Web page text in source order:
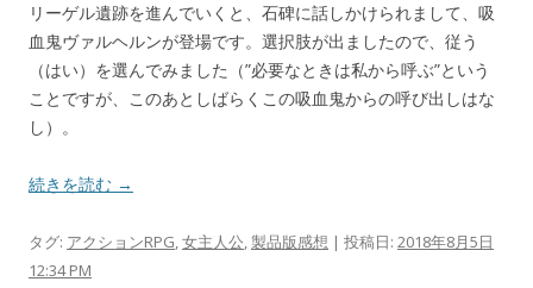
リーゲル遺跡を進んでいくと、石碑に話しかけられまして、吸
血鬼ヴァルヘルンが登場です。選択肢が出ましたので、従う
（はい）を選んでみました（”必要なときは私から呼ぶ”という
ことですが、このあとしばらくこの吸血鬼からの呼び出しはな
し）。
続きを読む →
タグ: アクションRPG,女主人公,製品版感想 | 投稿日: 2018年8月5日
12:34 PM